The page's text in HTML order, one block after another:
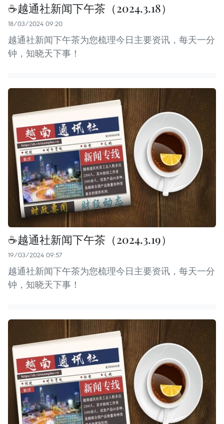
☕️越通社新闻下午茶（2024.3.18）
18/03/2024 09:20
越通社新闻下午茶为您梳理今日主要资讯，每天一分
钟，知晓天下事！
☕️越通社新闻下午茶（2024.3.19）
19/03/2024 09:57
越通社新闻下午茶为您梳理今日主要资讯，每天一分
钟，知晓天下事！